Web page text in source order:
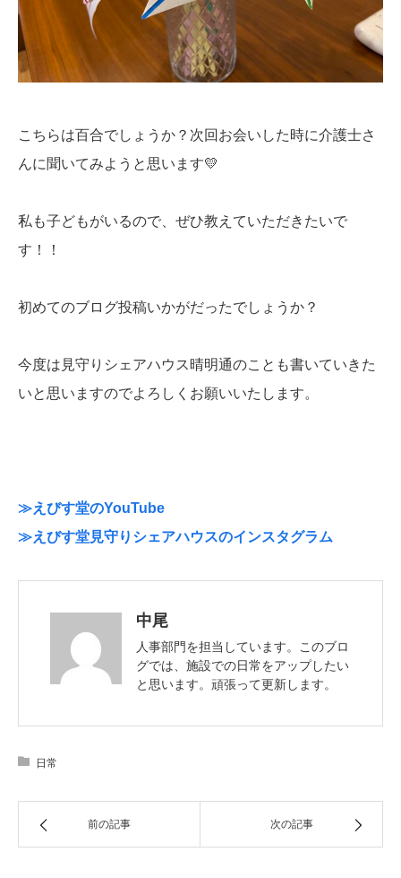
こちらは百合でしょうか？次回お会いした時に介護士さ
んに聞いてみようと思います💛
私も子どもがいるので、ぜひ教えていただきたいで
す！！
初めてのブログ投稿いかがだったでしょうか？
今度は見守りシェアハウス晴明通のことも書いていきた
いと思いますのでよろしくお願いいたします。
≫えびす堂のYouTube
≫えびす堂見守りシェアハウスのインスタグラム
中尾
人事部門を担当しています。このブロ
グでは、施設での日常をアップしたい
と思います。頑張って更新します。
日常
前の記事 次の記事